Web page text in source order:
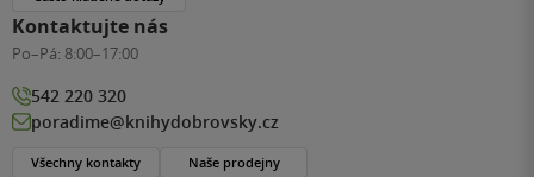
Kontaktujte nás
Po–Pá: 8:00–17:00
542 220 320
poradime@knihydobrovsky.cz
Všechny kontakty Naše prodejny